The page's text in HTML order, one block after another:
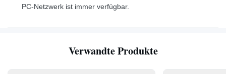
PC-Netzwerk ist immer verfügbar.
Verwandte Produkte